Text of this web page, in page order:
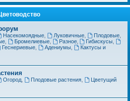
Насекомоядные, Луковичные, Плодовые,
, Бромелиевые, Разное, Гибискусы
Геснериевые, Адениумы,
Кактусы и
Огород, Плодовые растения,
Цветущий